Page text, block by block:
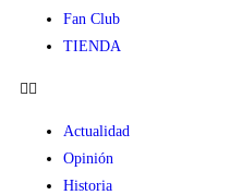
Fan Club
TIENDA
Actualidad
Opinión
Historia